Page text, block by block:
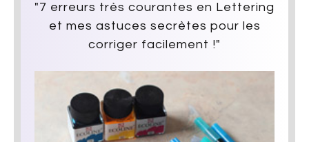
"7 erreurs très courantes en Lettering
et mes astuces secrètes pour les
corriger facilement !"